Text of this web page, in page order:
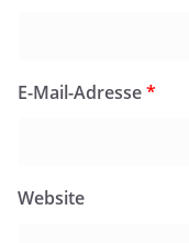
E-Mail-Adresse*
Website